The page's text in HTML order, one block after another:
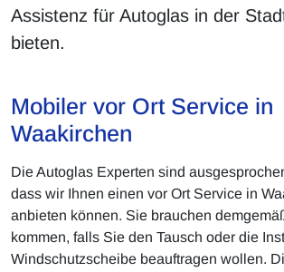
Assistenz für Autoglas in der
bieten.
Mobiler vor Ort Service in
Waakirchen
Die Autoglas Experten sind
dass wir Ihnen einen vor Ort Service in
anbieten können. Sie brauchen
kommen, falls Sie den Tausch oder die
Windschutzscheibe beauftragen wollen.